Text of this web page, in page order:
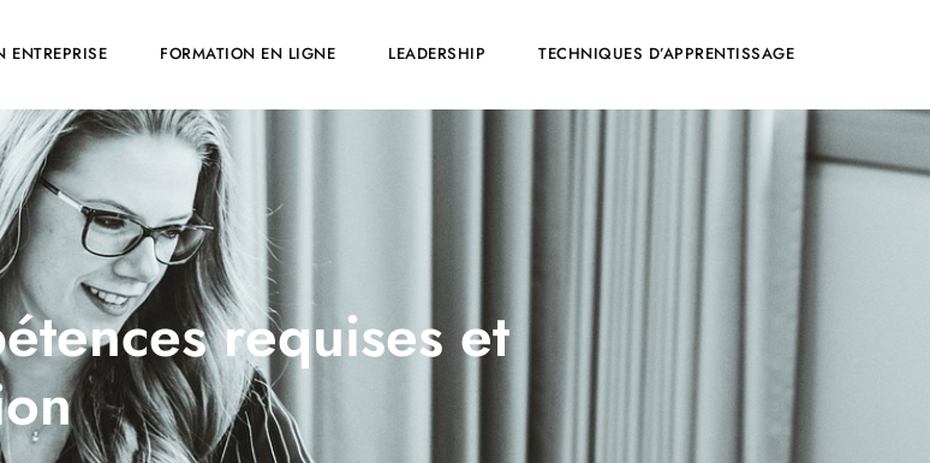
ENTREPRISE FORMATION EN LIGNE LEADERSHIP TECHNIQUES D’APPRENTISSAGE
requises et